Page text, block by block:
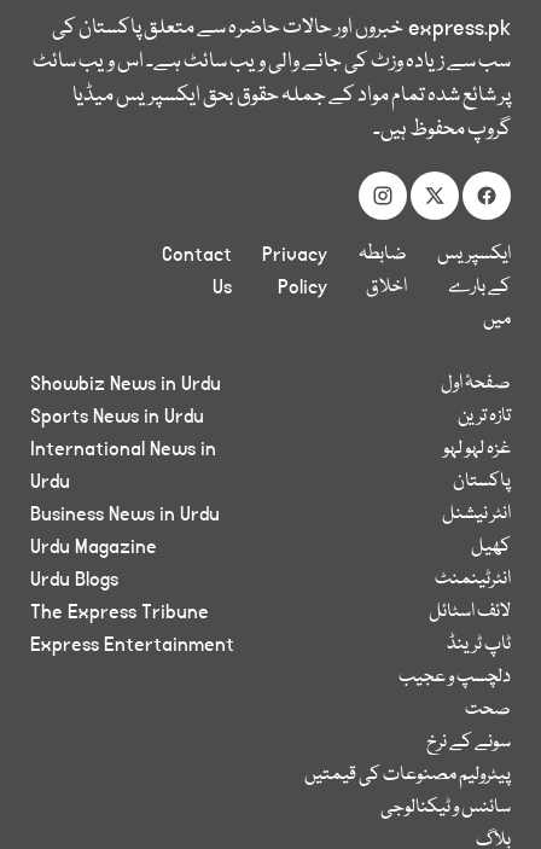
express.pkخبروں اور حالات حاضرہ سے متعلق پاکستان کی
سب سے زیادہ وزٹ کی جانے والی ویب سائٹ ہے۔ اس ویب سائٹ
پر شائع شدہ تمام مواد کے جملہ حقوق بحق ایکسپریس میڈیا
گروپ محفوظ ہیں۔
ایکسپریس
کے بارے
میں
ضابطہ
اخلاق
Privacy
Policy
Contact
Us
صفحۂ اول
تازہ ترین
غزہ لہو لہو
پاکستان
انٹر نیشنل
کھیل
انٹرٹینمنٹ
لائف اسٹائل
ٹاپ ٹرینڈ
دلچسپ و عجیب
صحت
سونے کے نرخ
پیٹرولیم مصنوعات کی قیمتیں
سائنس و ٹیکنالوجی
بلاگ
Showbiz News in Urdu
Sports News in Urdu
International News in
Urdu
Business News in Urdu
Urdu Magazine
Urdu Blogs
The Express Tribune
Express Entertainment